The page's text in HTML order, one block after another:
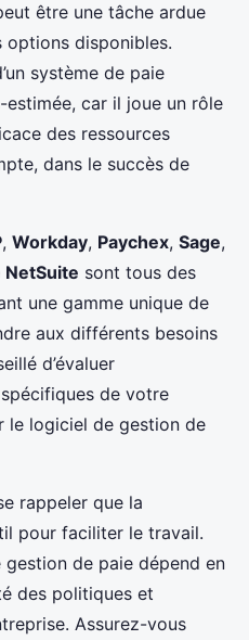
être une tâche ardue
options disponibles.
système de paie
car il joue un rôle
des ressources
dans le succès de
, Workday, Paychex, Sage,
NetSuite sont tous des
une gamme unique de
aux différents besoins
d’évaluer
de votre
le logiciel de gestion de
rappeler que la
pour faciliter le travail.
gestion de paie dépend en
des politiques et
Assurez-vous